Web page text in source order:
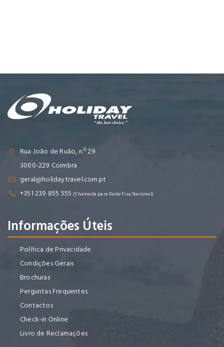
Rua João de Ruão, n.º 29
3000-229 Coimbra
geral@holidaytravel.com.pt
+351 239 855 555 (Chamada para Rede Fixa Nacional)
Informações Úteis
Política de Privacidade
Condições Gerais
Brochuras
Perguntas Frequentes
Contactos
Check-in Online
Livro de Reclamações